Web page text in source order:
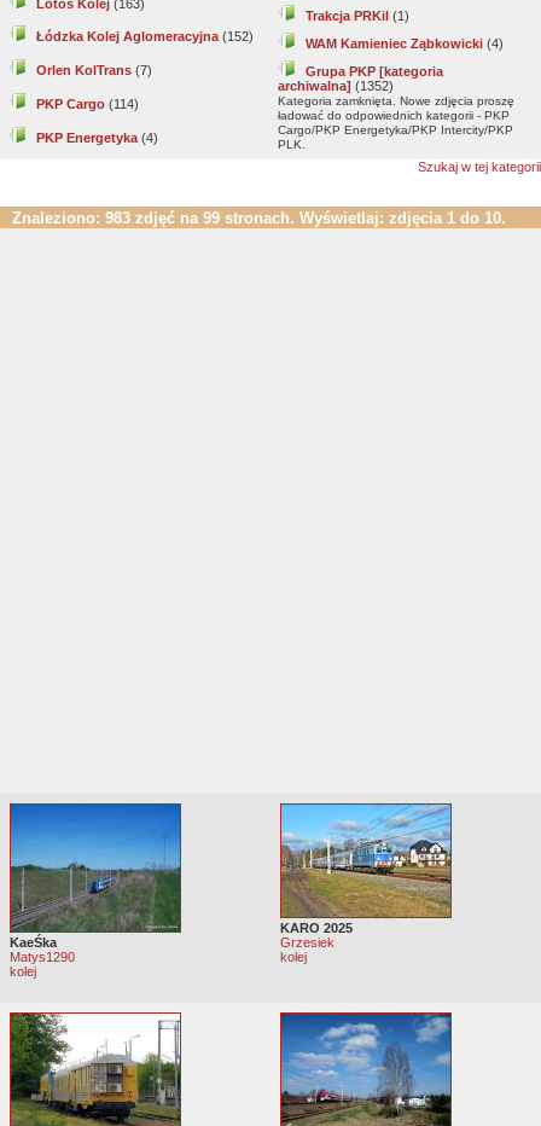
Lotos Kolej (163)
Łódzka Kolej Aglomeracyjna (152)
Orlen KolTrans (7)
PKP Cargo (114)
PKP Energetyka (4)
Trakcja PRKiI (1)
WAM Kamieniec Ząbkowicki (4)
Grupa PKP [kategoria
archiwalna] (1352)
Kategoria zamknięta. Nowe zdjęcia proszę
ładować do odpowiednich kategorii - PKP
Cargo/PKP Energetyka/PKP Intercity/PKP
PLK.
Szukaj w tej kategorii
Znaleziono: 983 zdjęć na 99 stronach. Wyświetlaj: zdjęcia 1 do 10.
KaeŚka
Matys1290
kolej
KARO 2025
Grzesiek
kolej